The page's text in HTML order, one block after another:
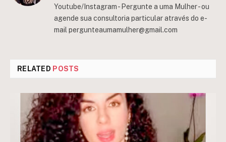
Youtube/Instagram - Pergunte a uma Mulher - ou
agende sua consultoria particular através do e-
mail pergunteaumamulher@gmail.com
RELATED POSTS